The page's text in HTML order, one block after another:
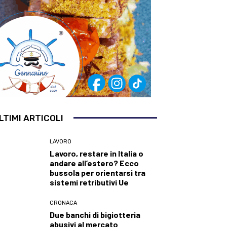
ARTICOLI
LAVORO
Lavoro, restare in Italia o
andare all’estero? Ecco
bussola per orientarsi tra
sistemi retributivi Ue
CRONACA
Due banchi di bigiotteria
abusivi al mercato